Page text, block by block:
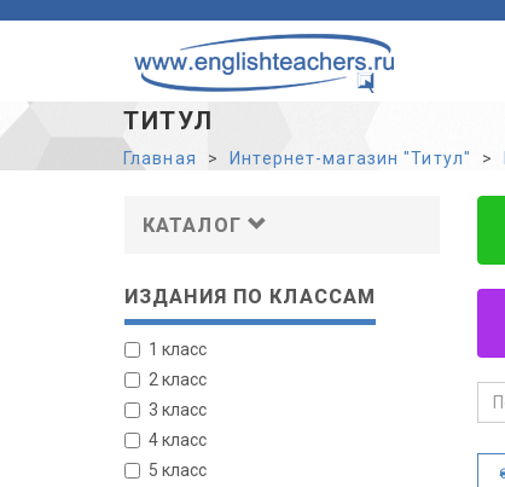
ТИТУЛ
Главная Интернет-магазин "Титул"
КАТАЛОГ
ИЗДАНИЯ ПО КЛАССАМ
1 класс
2 класс
3 класс
4 класс
5 класс